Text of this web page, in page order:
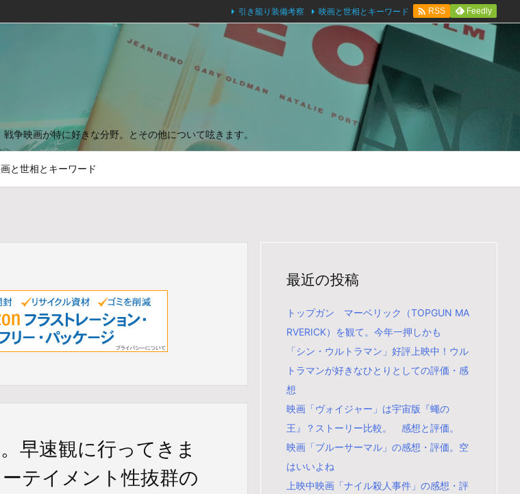
争映画が特に好きな分野。とその他について呟きます。
と世相とキーワード
引き籠り装備考察 映画と世相とキーワード  RSS Feedly
早速観に行ってきま
テイメント性抜群の
最近の投稿
トップガン マーベリック（TOPGUN MA
RVERICK）を観て。今年一押しかも
「シン・ウルトラマン」好評上映中！ウル
トラマンが好きなひとりとしての評価・感
想
映画「ヴォイジャー」は宇宙版『蠅の
王』？ストーリー比較。 感想と評価。
映画「ブルーサーマル」の感想・評価。空
はいいよね
上映中映画「ナイル殺人事件」の感想・評